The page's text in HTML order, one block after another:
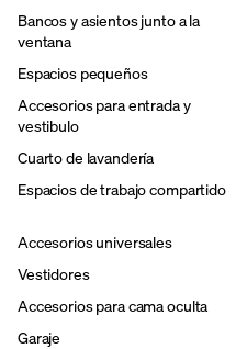
Bancos y asientos junto a la
ventana
Espacios pequeños
Accesorios para entrada y
vestibulo
Cuarto de lavandería
Espacios de trabajo compartido
Accesorios universales
Vestidores
Accesorios para cama oculta
Garaje